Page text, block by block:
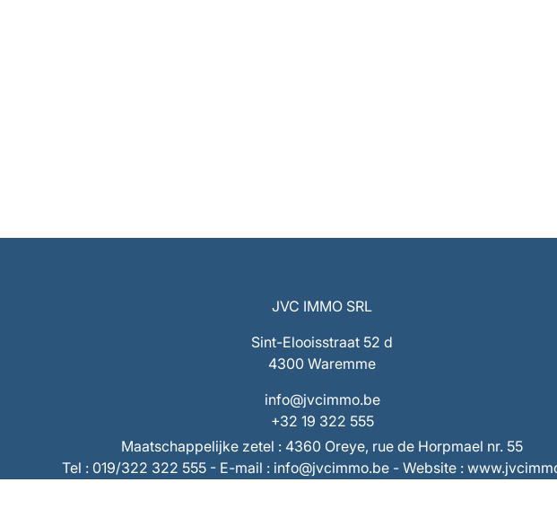
JVC IMMO SRL
Sint-Elooisstraat 52 d
4300 Waremme
info@jvcimmo.be
+32 19 322 555
Maatschappelijke zetel : 4360 Oreye, rue de Horpmael nr. 55
Tel : 019/322 322 555 - E-mail : info@jvcimmo.be - Website :